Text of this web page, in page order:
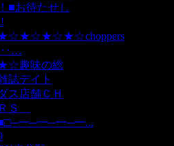
■お待たせし
‥…
趣味の総
誌デイト
ス店舗ＣＨ
Ｓ